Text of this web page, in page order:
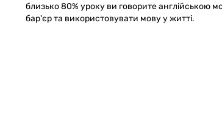
близько 80% уроку ви говорите англійською
бар'єр та використовувати мову у житті.